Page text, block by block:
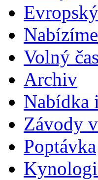
Nabízíme
Volný čas
Archiv
Nabídka
Závody
Poptávka